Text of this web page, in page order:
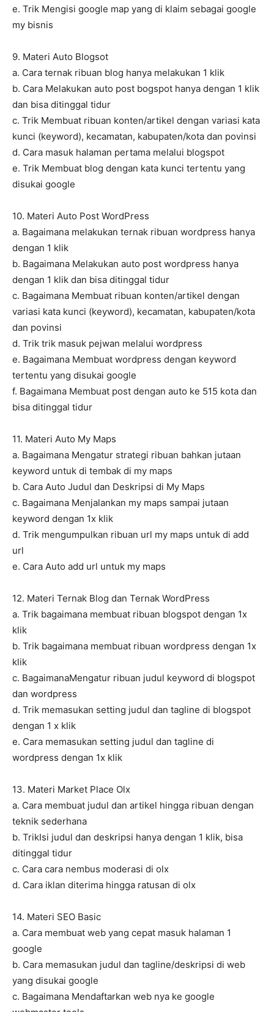
e. Trik Mengisi google map yang di klaim sebagai google
my bisnis
9. Materi Auto Blogsot
a. Cara ternak ribuan blog hanya melakukan 1 klik
b. Cara Melakukan auto post bogspot hanya dengan 1 klik
dan bisa ditinggal tidur
c. Trik Membuat ribuan konten/artikel dengan variasi kata
kunci (keyword), kecamatan, kabupaten/kota dan povinsi
d. Cara masuk halaman pertama melalui blogspot
e. Trik Membuat blog dengan kata kunci tertentu yang
disukai google
10. Materi Auto Post WordPress
a. Bagaimana melakukan ternak ribuan wordpress hanya
dengan 1 klik
b. Bagaimana Melakukan auto post wordpress hanya
dengan 1 klik dan bisa ditinggal tidur
c. Bagaimana Membuat ribuan konten/artikel dengan
variasi kata kunci (keyword), kecamatan, kabupaten/kota
dan povinsi
d. Trik trik masuk pejwan melalui wordpress
e. Bagaimana Membuat wordpress dengan keyword
tertentu yang disukai google
f. Bagaimana Membuat post dengan auto ke 515 kota dan
bisa ditinggal tidur
11. Materi Auto My Maps
a. Bagaimana Mengatur strategi ribuan bahkan jutaan
keyword untuk di tembak di my maps
b. Cara Auto Judul dan Deskripsi di My Maps
c. Bagaimana Menjalankan my maps sampai jutaan
keyword dengan 1x klik
d. Trik mengumpulkan ribuan url my maps untuk di add
url
e. Cara Auto add url untuk my maps
12. Materi Ternak Blog dan Ternak WordPress
a. Trik bagaimana membuat ribuan blogspot dengan 1x
klik
b. Trik bagaimana membuat ribuan wordpress dengan 1x
klik
c. BagaimanaMengatur ribuan judul keyword di blogspot
dan wordpress
d. Trik memasukan setting judul dan tagline di blogspot
dengan 1 x klik
e. Cara memasukan setting judul dan tagline di
wordpress dengan 1x klik
13. Materi Market Place Olx
a. Cara membuat judul dan artikel hingga ribuan dengan
teknik sederhana
b. TrikIsi judul dan deskripsi hanya dengan 1 klik, bisa
ditinggal tidur
c. Cara cara nembus moderasi di olx
d. Cara iklan diterima hingga ratusan di olx
14. Materi SEO Basic
a. Cara membuat web yang cepat masuk halaman 1
google
b. Cara memasukan judul dan tagline/deskripsi di web
yang disukai google
c. Bagaimana Mendaftarkan web nya ke google